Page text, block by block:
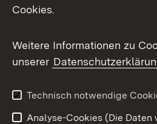
Cookies.
Weitere Informationen zu
unserer
Technisch notwendige
Analyse-Cookies (Die